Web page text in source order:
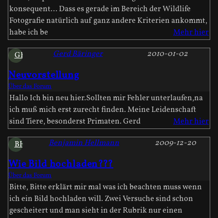
konsequent... Dass es gerade im Bereich der Wildlife
Fotografie natürlich auf ganz andere Kriterien ankommt,
habe ich be
Mehr hier
GB
Neuvorstellung
2010-01-02
Gerd Bäringer
Über das Forum
Hallo Ich bin neu hier.Sollten mir Fehler unterlaufen,na
ich muß mich erst zurecht finden. Meine Leidenschaft
sind Tiere, besonderst Primaten. Gerd
Mehr hier
BH
Wie Bild hochladen???
2009-12-20
Benjamin Hellmann
Über das Forum
Bitte, Bitte erklärt mir mal was ich beachten muss wenn
ich ein Bild hochladen will. Zwei Versuche sind schon
gescheitert und man sieht in der Rubrik nur einen